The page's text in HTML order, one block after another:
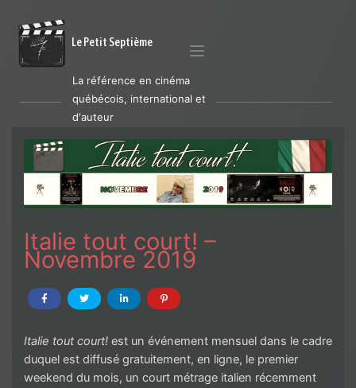
Le Petit Septième
La référence en cinéma
québécois, international et
d'auteur
Italie tout court! –
Novembre 2019
Italie tout court! est un événement mensuel dans le cadre
duquel est diffusé gratuitement, en ligne, le premier
weekend du mois, un court métrage italien récemment